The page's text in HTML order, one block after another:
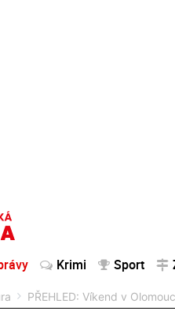
Krimi Sport
PŘEHLED: Víkend v